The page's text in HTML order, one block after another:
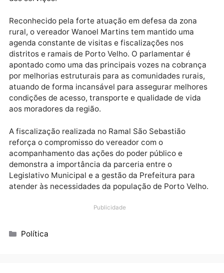
Outro ponto enfatizado por Wanoel Martins foi o
comprometimento do secretário da Seinfra, Thiago
Cantanhede, que, conforme destacou o parlamentar,
vem conduzindo um trabalho técnico e eficiente à
frente da pasta, acompanhando de perto as
da população rural e garantindo agilidade na
dos serviços.
Reconhecido pela forte atuação em defesa da zona
rural, o vereador Wanoel Martins tem mantido uma
agenda constante de visitas e fiscalizações nos
distritos e ramais de Porto Velho. O parlamentar é
apontado como uma das principais vozes na
por melhorias estruturais para as comunidades
atuando de forma incansável para assegurar
condições de acesso, transporte e qualidade de vida
A fiscalização realizada no Ramal São Sebastião